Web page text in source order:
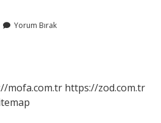
Yorum Bırak
mofa.com.tr https://zod.com.tr